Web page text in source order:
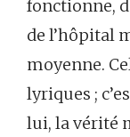
fonctionne,
de l’hôpital
moyenne.
lyriques ;
lui, la vérité